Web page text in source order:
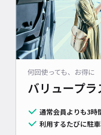
何回使っても、お得に
バリュープラ
通常会員よりも3時
利用するたびに駐